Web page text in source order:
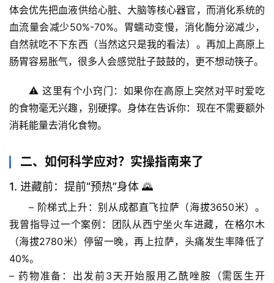
体会优先把血液供给心脏、大脑等核心器官，而消化系统的
血流量会减少50%-70%。胃蠕动变慢，消化酶分泌减少，
自然就吃不下东西（当然这只是我的看法）。再加上高原上
肠胃容易胀气，很多人会感觉肚子鼓鼓的，更不想动筷子。
⚠️ 这里有个小窍门 ：如果你在高原上突然对平时爱吃
的食物毫无兴趣，别硬撑。身体在告诉你：现在不需要额外
消耗能量去消化食物。
二、如何科学应对？实操指南来了
1. 进藏前：提前“预热”身体 🌄
– 阶梯式上升 ：别从成都直飞拉萨（海拔3650米）。
我曾指导过一个案例：团队从西宁坐火车进藏，在格尔木
（海拔2780米）停留一晚，再上拉萨，头痛发生率降低了
40%。
– 药物准备 ：出发前3天开始服用 乙酰唑胺 （需医生开